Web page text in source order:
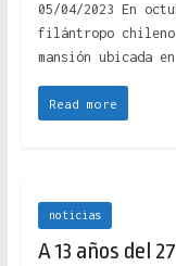
05/04/2023 En
filántropo chileno
mansión ubicada en
Read more
noticias
A 13 años del